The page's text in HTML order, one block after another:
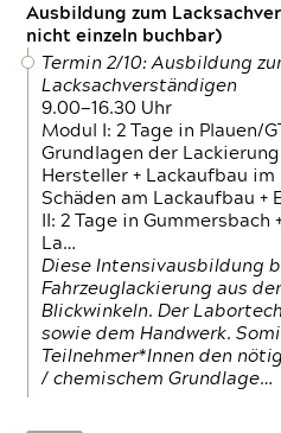
Ausbildung zum
nicht einzeln buchbar)
Termin 2/10: Ausbildung
Lacksachverständigen
9.00—16.30 Uhr
Modul I: 2 Tage in Plauen/
Grundlagen der
Hersteller + Lackaufbau im
Schäden am Lackaufbau +
II: 2 Tage in
La…
Diese Intensivausbildung
Fahrzeuglackierung aus
Blickwinkeln. Der
sowie dem Handwerk.
Teilnehmer*Innen den
/ chemischem Grundlage…